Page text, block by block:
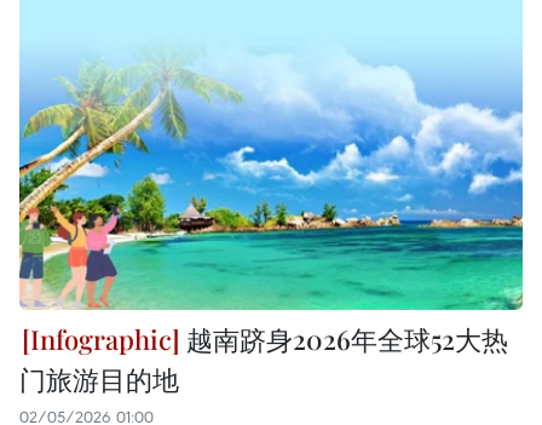
越南跻身2026年全球52大热
门旅游目的地
02/05/2026 01:00